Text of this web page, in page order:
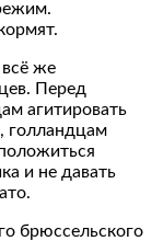
же
Перед
агитировать
голландцам
и не давать
брюссельского